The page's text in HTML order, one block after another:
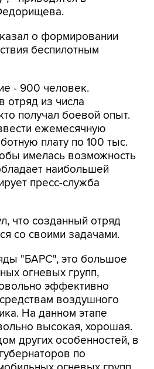
о формировании
беспилотным
- 900 человек.
из числа
получал боевой опыт.
ежемесячную
плату по 100 тыс.
имелась возможность
наибольшей
пресс-служба
что созданный отряд
со своими задачами.
"БАРС", это большое
огневых групп,
эффективно
воздушного
На данном этапе
высокая, хорошая.
других особенностей, в
по